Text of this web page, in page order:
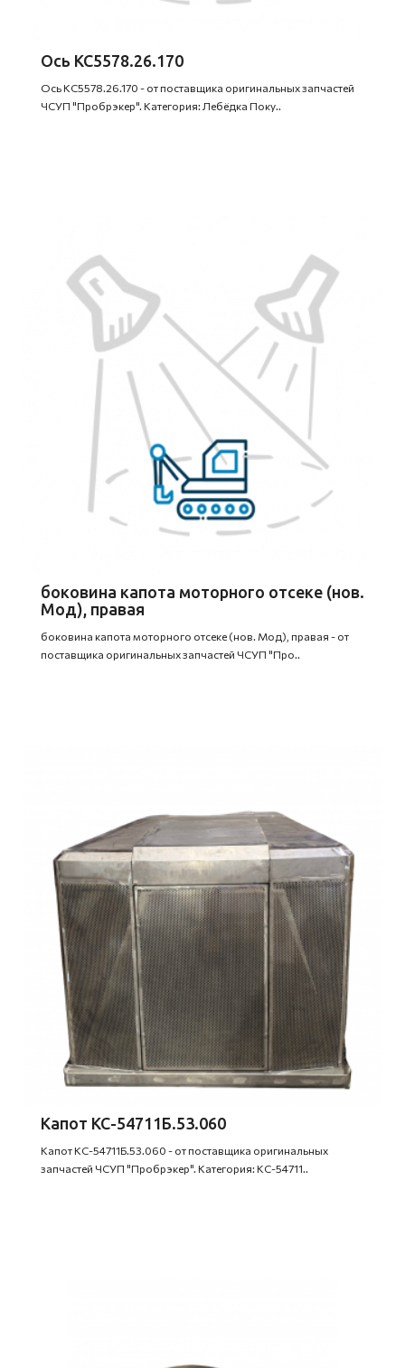
Ось КС5578.26.170
Ось КС5578.26.170 - от поставщика оригинальных запчастей
ЧСУП "Пробрэкер". Категория: Лебёдка Поку..
боковина капота моторного отсеке (нов.
Мод), правая
боковина капота моторного отсеке (нов. Мод), правая - от
поставщика оригинальных запчастей ЧСУП "Про..
Капот КС-54711Б.53.060
Капот КС-54711Б.53.060 - от поставщика оригинальных
запчастей ЧСУП "Пробрэкер". Категория: КС-54711..